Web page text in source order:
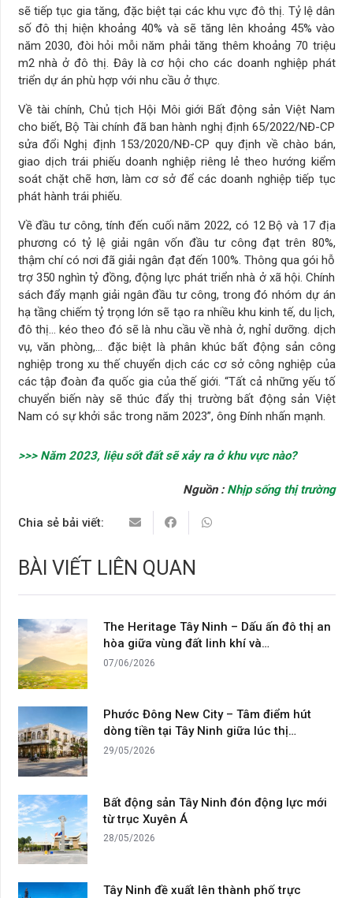
sẽ tiếp tục gia tăng, đặc biệt tại các khu vực đô thị. Tỷ lệ dân
số đô thị hiện khoảng 40% và sẽ tăng lên khoảng 45% vào
năm 2030, đòi hỏi mỗi năm phải tăng thêm khoảng 70 triệu
m2 nhà ở đô thị. Đây là cơ hội cho các doanh nghiệp phát
triển dự án phù hợp với nhu cầu ở thực.
Về tài chính, Chủ tịch Hội Môi giới Bất động sản Việt Nam
cho biết, Bộ Tài chính đã ban hành nghị định 65/2022/NĐ-CP
sửa đổi Nghị định 153/2020/NĐ-CP quy định về chào bán,
giao dịch trái phiếu doanh nghiệp riêng lẻ theo hướng kiểm
soát chặt chẽ hơn, làm cơ sở để các doanh nghiệp tiếp tục
phát hành trái phiếu.
Về đầu tư công, tính đến cuối năm 2022, có 12 Bộ và 17 địa
phương có tỷ lệ giải ngân vốn đầu tư công đạt trên 80%,
thậm chí có nơi đã giải ngân đạt đến 100%. Thông qua gói hỗ
trợ 350 nghìn tỷ đồng, động lực phát triển nhà ở xã hội. Chính
sách đẩy mạnh giải ngân đầu tư công, trong đó nhóm dự án
hạ tầng chiếm tỷ trọng lớn sẽ tạo ra nhiều khu kinh tế, du lịch,
đô thị… kéo theo đó sẽ là nhu cầu về nhà ở, nghỉ dưỡng. dịch
vụ, văn phòng,… đặc biệt là phân khúc bất động sản công
nghiệp trong xu thế chuyển dịch các cơ sở công nghiệp của
các tập đoàn đa quốc gia của thế giới. “Tất cả những yếu tố
chuyển biến này sẽ thúc đẩy thị trường bất động sản Việt
Nam có sự khởi sắc trong năm 2023”, ông Đính nhấn mạnh.
>>> Năm 2023, liệu sốt đất sẽ xảy ra ở khu vực nào?
Nguồn : Nhịp sống thị trường
Chia sẻ bải viết:
BÀI VIẾT LIÊN QUAN
The Heritage Tây Ninh – Dấu ấn đô thị an
hòa giữa vùng đất linh khí và…
07/06/2026
Phước Đông New City – Tâm điểm hút
dòng tiền tại Tây Ninh giữa lúc thị…
29/05/2026
Bất động sản Tây Ninh đón động lực mới
từ trục Xuyên Á
28/05/2026
Tây Ninh đề xuất lên thành phố trực